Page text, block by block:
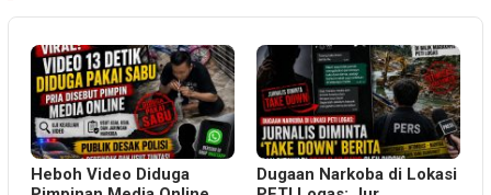
Heboh Video Diduga
Dugaan Narkoba di Lokasi